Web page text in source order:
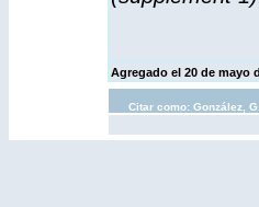
Agregado el 20 de mayo
Citar como: González,